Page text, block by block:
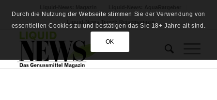
Durch die Nutzung der Webseite stimmen Sie der Verwendung von
essentiellen Cookies zu und bestätigen das Sie 18+ Jahre alt sind.
OK